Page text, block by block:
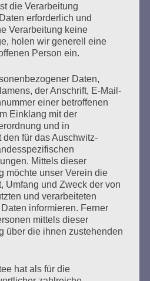
dass sie uns – als
in ein Leben gegeben hat, dass
zu sein schien. Was sie
– wie sie es selbst einmal
an Leben“. An diesem
Gefühl von Indiskretion
Geschenk, das von diesem
ablehnen mögen.
Die Kindertransporte nach
39
Lebens sagen wir:
die Verarbeitung
erforderlich und
Verarbeitung keine
holen wir generell eine
Person ein.
Daten,
der Anschrift, E-Mail-
einer betroffenen
Einklang mit der
und in
für das Auschwitz-
Mittels dieser
möchte unser Verein die
Umfang und Zweck der von
und verarbeiteten
informieren. Ferner
mittels dieser
über die ihnen zustehenden
hat als für die